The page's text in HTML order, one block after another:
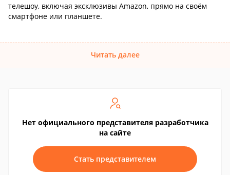
телешоу, включая эксклюзивы Amazon, прямо на своём
смартфоне или планшете.
Читать далее
Нет официального представителя разработчика
на сайте
Стать представителем